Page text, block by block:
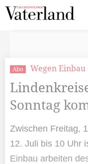
Abo Wegen Einbau
Sonntag
Zwischen Freitag,
12. Juli bis 10 Uhr
Einbau arbeiten